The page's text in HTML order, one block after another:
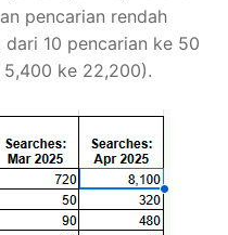
pencarian rendah
10 pencarian ke 50
ke 22,200).